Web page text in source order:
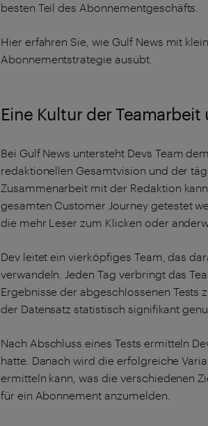
besten Teil des Abonnementgeschäfts.
Hier erfahren Sie, wie Gulf News mit
Abonnementstrategie ausübt.
Eine Kultur der Teamarbeit
Bei Gulf News untersteht Devs Team
redaktionellen Gesamtvision und der
Zusammenarbeit mit der Redaktion
gesamten Customer Journey getestet
die mehr Leser zum Klicken oder
Dev leitet ein vierköpfiges Team, das
verwandeln. Jeden Tag verbringt das
Ergebnisse der abgeschlossenen Tests
der Datensatz statistisch signifikant
Nach Abschluss eines Tests ermitteln
hatte. Danach wird die erfolgreiche
ermitteln kann, was die verschiedenen
für ein Abonnement anzumelden.